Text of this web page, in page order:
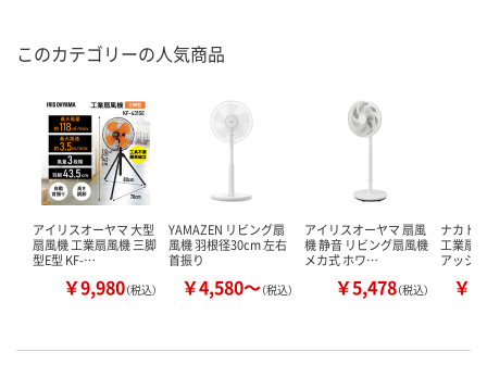
このカテゴリーの人気商品
アイリスオーヤマ 大型
扇風機 工業扇風機 三脚
型E型 KF-…
￥9,980（税込）
YAMAZEN リビング扇
風機 羽根径30cm 左右
首振り
￥4,580～（税込）
アイリスオーヤマ 扇風
機 静音 リビング扇風機
メカ式 ホワ…
￥5,478（税込）
ナカト
工業扇
アッシ
￥